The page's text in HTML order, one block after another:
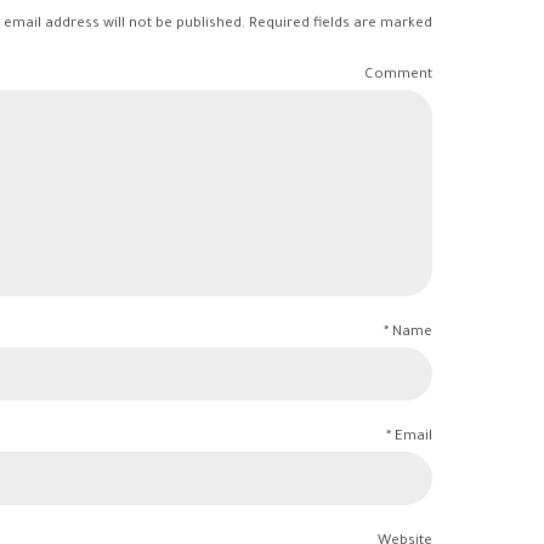
email address will not be published. Required fields are marked *
Comment
Name *
Email *